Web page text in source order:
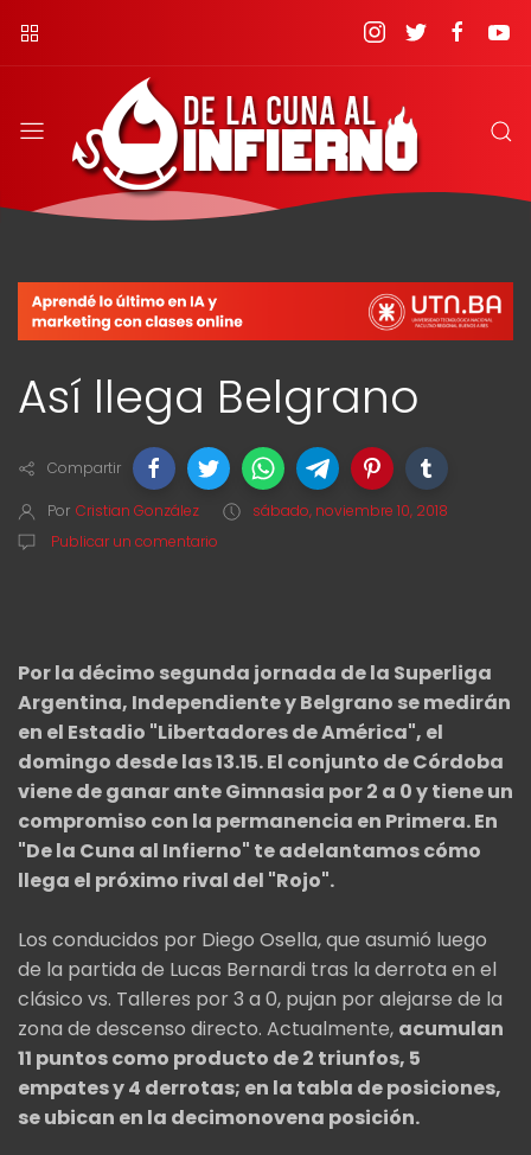
Así llega Belgrano
Compartir
Por Cristian González
sábado, noviembre 10, 2018
Publicar un comentario
Por la décimo segunda jornada de la Superliga
Argentina, Independiente y Belgrano se medirán
en el Estadio "Libertadores de América", el
domingo desde las 13.15. El conjunto de Córdoba
viene de ganar ante Gimnasia por 2 a 0 y tiene un
compromiso con la permanencia en Primera. En
"De la Cuna al Infierno" te adelantamos cómo
llega el próximo rival del "Rojo".
Los conducidos por Diego Osella, que asumió luego
de la partida de Lucas Bernardi tras la derrota en el
clásico vs. Talleres por 3 a 0, pujan por alejarse de la
zona de descenso directo. Actualmente, acumulan
11 puntos como producto de 2 triunfos, 5
empates y 4 derrotas; en la tabla de posiciones,
se ubican en la decimonovena posición.